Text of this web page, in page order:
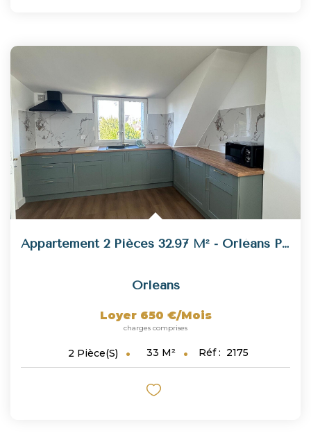
Appartement 2 Pièces 32.97 M² - Orléans Proche Coligny
Orleans
Loyer 650 €/mois
charges comprises
2 Pièce(s) 33 M² Réf : 2175